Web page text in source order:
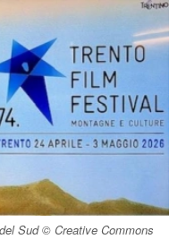
Sud © Creative Commons